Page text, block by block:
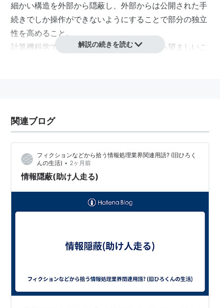
細かい構造を外部から隠蔽し、外部からは公開された手
続きでしか操作ができないようにすることで部分の独立
性を高めること。
計算機科学では非難されるどころか、むしろ望ましいこ
解説の続きを読む
関連ブログ
フィクションなどから拾う情報処理業界関連用語? (旧ひろく
んの生活) • 2ヶ月前
情報隠蔽(助け人走る)